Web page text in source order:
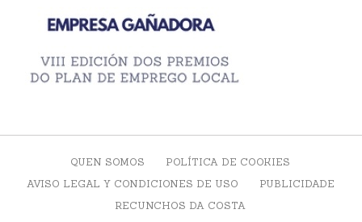
QUEN SOMOS
POLÍTICA DE COOKIES
AVISO LEGAL Y CONDICIONES DE USO
PUBLICIDADE
RECUNCHOS DA COSTA